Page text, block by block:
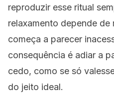
reproduzir esse ritual
relaxamento depende de
começa a parecer
consequência é adiar a
cedo, como se só
do jeito ideal.